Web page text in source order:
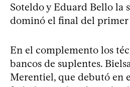
Soteldo y Eduard Bello la
dominó el final del
En el complemento los
bancos de suplentes.
Merentiel, que debutó en